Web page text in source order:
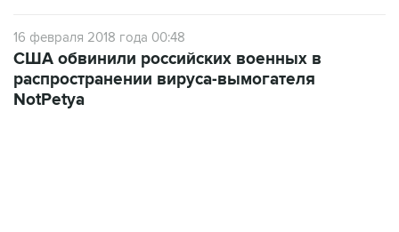
16 февраля 2018 года 00:48
США обвинили российских военных в
распространении вируса-вымогателя
NotPetya